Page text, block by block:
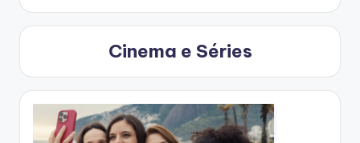
Cinema e Séries